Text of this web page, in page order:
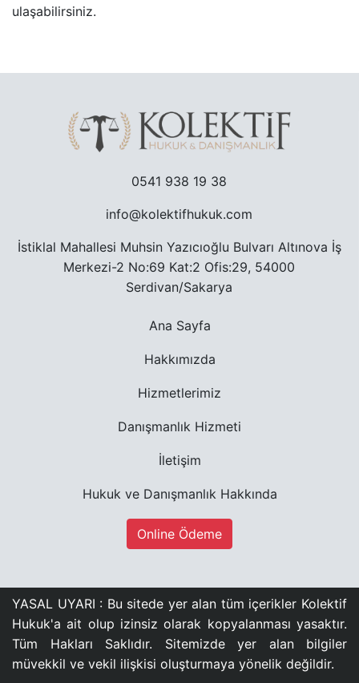
ulaşabilirsiniz.
0541 938 19 38
info@kolektifhukuk.com
İstiklal Mahallesi Muhsin Yazıcıoğlu Bulvarı Altınova İş
Merkezi-2 No:69 Kat:2 Ofis:29, 54000
Serdivan/Sakarya
Ana Sayfa
Hakkımızda
Hizmetlerimiz
Danışmanlık Hizmeti
İletişim
Hukuk ve Danışmanlık Hakkında
Online Ödeme
YASAL UYARI : Bu sitede yer alan tüm içerikler Kolektif
Hukuk'a ait olup izinsiz olarak kopyalanması yasaktır.
Tüm Hakları Saklıdır. Sitemizde yer alan bilgiler
müvekkil ve vekil ilişkisi oluşturmaya yönelik değildir.